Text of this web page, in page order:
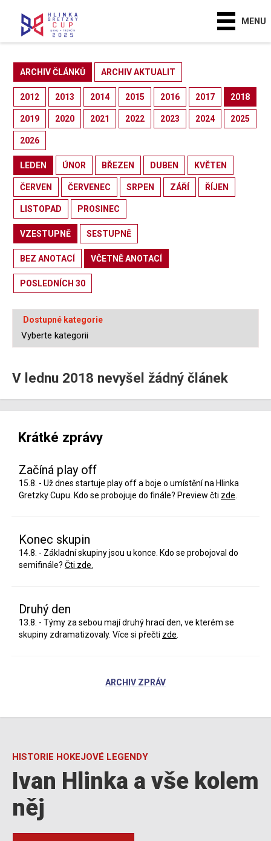
MENU
ARCHIV ČLÁNKŮ ARCHIV AKTUALIT
2012 2013 2014 2015 2016 2017 2018
2019 2020 2021 2022 2023 2024 2025
2026
LEDEN ÚNOR BŘEZEN DUBEN KVĚTEN
ČERVEN ČERVENEC SRPEN ZÁŘÍ ŘÍJEN
LISTOPAD PROSINEC
VZESTUPNĚ SESTUPNĚ
BEZ ANOTACÍ VČETNĚ ANOTACÍ
POSLEDNÍCH 30
Dostupné kategorie
V lednu 2018 nevyšel žádný článek
Krátké zprávy
Začíná play off
15.8. - Už dnes startuje play off a boje o umístění na Hlinka
Gretzky Cupu. Kdo se probojuje do finále? Preview čti zde.
Konec skupin
14.8. - Základní skupiny jsou u konce. Kdo se probojoval do
semifinále? Čti zde.
Druhý den
13.8. - Týmy za sebou mají druhý hrací den, ve kterém se
skupiny zdramatizovaly. Více si přečti zde.
ARCHIV ZPRÁV
HISTORIE HOKEJOVÉ LEGENDY
Ivan Hlinka a vše kolem
něj